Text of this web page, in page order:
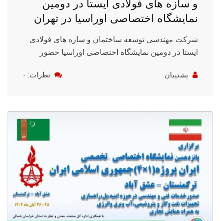
و سازه های فولادی ایستا در دومین
نمایشگاه اختصاصی اوراسیا در تهران
شرکت مهندسی توسعه ساختمان و سازه های فولادی
ایستا در دومین نمایشگاه اختصاصی اوراسیا حضور
پشتیبان نظرات: ۰